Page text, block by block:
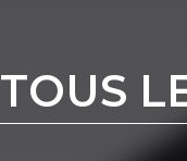
TOUS